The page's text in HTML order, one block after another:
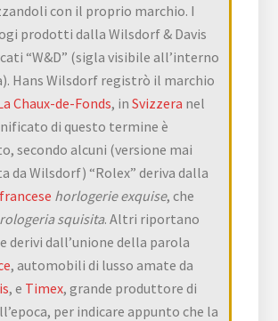
con il proprio marchio. I
prodotti dalla Wilsdorf & Davis
“W&D” (sigla visibile all’interno
Hans Wilsdorf registrò il marchio
Chaux-de-Fonds, inSvizzera nel
di questo termine è
secondo alcuni (versione mai
da Wilsdorf) “Rolex” deriva dalla
francese horlogerie exquise, che
squisita. Altri riportano
derivi dall’unione della parola
, automobili di lusso amate da
, e Timex, grande produttore di
per indicare appunto che la